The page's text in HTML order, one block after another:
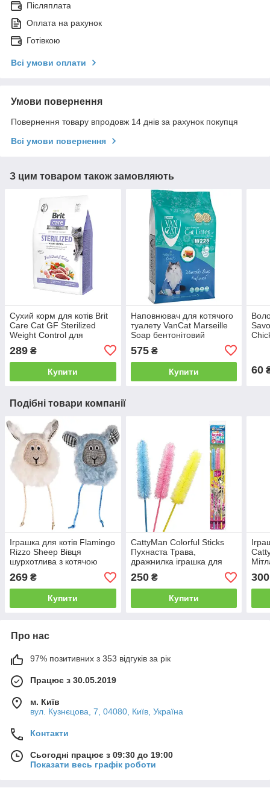
Післяплата
Оплата на рахунок
Готівкою
Всі умови оплати
Умови повернення
Повернення товару впродовж 14 днів за рахунок покупця
Всі умови повернення
З цим товаром також замовляють
Сухий корм для котів Brit
Care Cat GF Sterilized
Weight Control для
кастрованих для контролю
ваги курка індичка 400 г
289 ₴
Купити
Наповнювач для котячого
туалету VanCat Marseille
Soap бентонітовий
комкуючийся Марсельське
мило 10 кг
575₴
Купити 60
Подібні товари компанії
Іграшка для котів Flamingo
Rizzo Sheep Вівця
шурхотлива з котячою
м’ятою 8 см
269 ₴
Купити
CattyMan Colorful Sticks
Пухнаста Трава,
дражнилка іграшка для
котів, набір 3 од.
250₴
Купити
300
Про нас
97% позитивних з 353 відгуків за рік
Працює з 30.05.2019
м. Київ
вул. Кузнєцова, 7, 04080, Київ, Україна
Контакти
Сьогодні працює з 09:30 до 19:00
Показати весь графік роботи